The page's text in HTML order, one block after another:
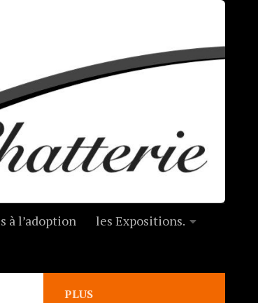
à l’adoption les Expositions.
PLUS